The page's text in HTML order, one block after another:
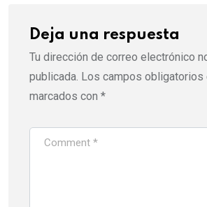
Deja una respuesta
Tu dirección de correo electrónico
publicada. Los campos obligatorios
marcados con *